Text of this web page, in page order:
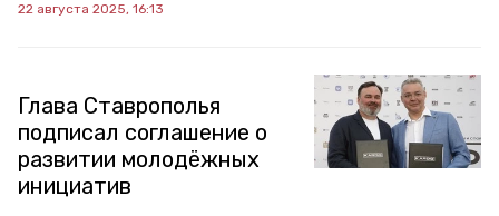
22 августа 2025, 16:13
Глава Ставрополья
подписал соглашение о
развитии молодёжных
инициатив